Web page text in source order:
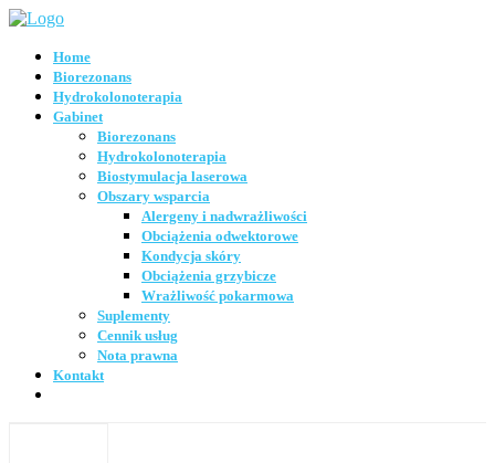
Home
Biorezonans
Hydrokolonoterapia
Gabinet
Biorezonans
Hydrokolonoterapia
Biostymulacja laserowa
Obszary wsparcia
Alergeny i nadwrażliwości
Obciążenia odwektorowe
Kondycja skóry
Obciążenia grzybicze
Wrażliwość pokarmowa
Suplementy
Cennik usług
Nota prawna
Kontakt